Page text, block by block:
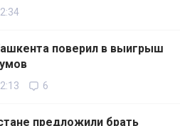
поверил в выигрыш
6
предложили брать